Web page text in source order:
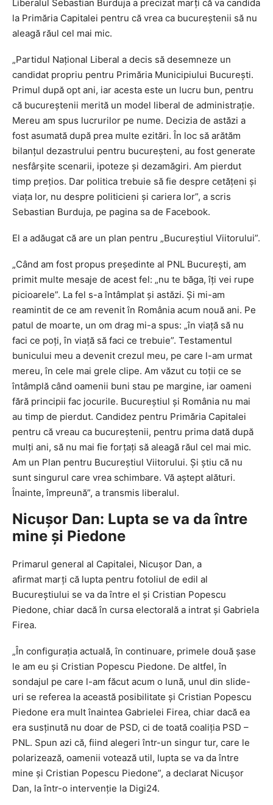
Liberalul Sebastian Burduja a precizat marţi că va candida
la Primăria Capitalei pentru că vrea ca bucureştenii să nu
aleagă răul cel mai mic.
„Partidul Naţional Liberal a decis să desemneze un
candidat propriu pentru Primăria Municipiului Bucureşti.
Primul după opt ani, iar acesta este un lucru bun, pentru
că bucureştenii merită un model liberal de administraţie.
Mereu am spus lucrurilor pe nume. Decizia de astăzi a
fost asumată după prea multe ezitări. În loc să arătăm
bilanţul dezastrului pentru bucureşteni, au fost generate
nesfârşite scenarii, ipoteze şi dezamăgiri. Am pierdut
timp preţios. Dar politica trebuie să fie despre cetăţeni şi
viaţa lor, nu despre politicieni şi cariera lor”, a scris
Sebastian Burduja, pe pagina sa de Facebook.
El a adăugat că are un plan pentru „Bucureştiul Viitorului”.
„Când am fost propus preşedinte al PNL Bucureşti, am
primit multe mesaje de acest fel: „nu te băga, îţi vei rupe
picioarele”. La fel s-a întâmplat şi astăzi. Şi mi-am
reamintit de ce am revenit în România acum nouă ani. Pe
patul de moarte, un om drag mi-a spus: „în viaţă să nu
faci ce poţi, în viaţă să faci ce trebuie”. Testamentul
bunicului meu a devenit crezul meu, pe care l-am urmat
mereu, în cele mai grele clipe. Am văzut cu toţii ce se
întâmplă când oamenii buni stau pe margine, iar oameni
fără principii fac jocurile. Bucureştiul şi România nu mai
au timp de pierdut. Candidez pentru Primăria Capitalei
pentru că vreau ca bucureştenii, pentru prima dată după
mulţi ani, să nu mai fie forţaţi să aleagă răul cel mai mic.
Am un Plan pentru Bucureştiul Viitorului. Şi ştiu că nu
sunt singurul care vrea schimbare. Vă aştept alături.
Înainte, împreună”, a transmis liberalul.
Nicușor Dan: Lupta se va da între
mine şi Piedone
Primarul general al Capitalei, Nicuşor Dan, a
afirmat marţi că lupta pentru fotoliul de edil al
Bucureştiului se va da între el şi Cristian Popescu
Piedone, chiar dacă în cursa electorală a intrat şi Gabriela
Firea.
„În configuraţia actuală, în continuare, primele două şase
le am eu şi Cristian Popescu Piedone. De altfel, în
sondajul pe care l-am făcut acum o lună, unul din slide-
uri se referea la această posibilitate şi Cristian Popescu
Piedone era mult înaintea Gabrielei Firea, chiar dacă ea
era susţinută nu doar de PSD, ci de toată coaliţia PSD –
PNL. Spun azi că, fiind alegeri într-un singur tur, care le
polarizează, oamenii votează util, lupta se va da între
mine şi Cristian Popescu Piedone”, a declarat Nicuşor
Dan, la într-o intervenţie la Digi24.